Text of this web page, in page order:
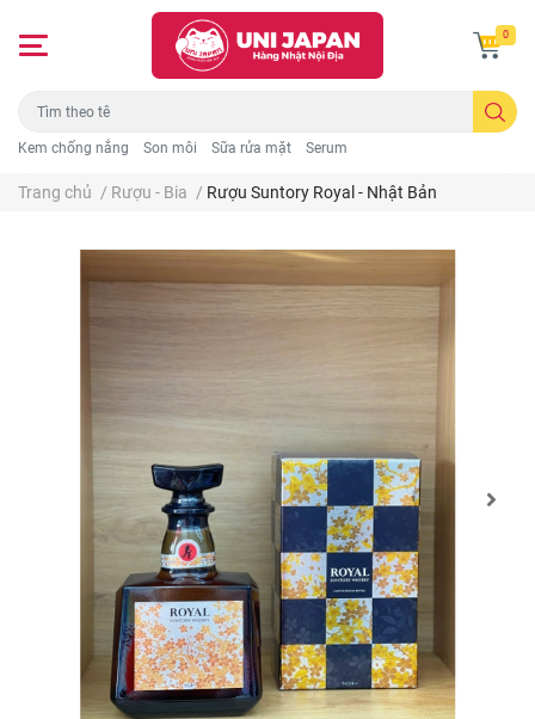
Kem chống nắng Son môi Sữa rửa mặt Serum
0
Trang chủ / Rượu - Bia / Rượu Suntory Royal - Nhật Bản